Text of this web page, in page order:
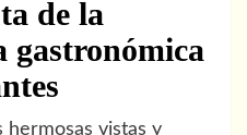
de la
gastronómica
hermosas vistas y